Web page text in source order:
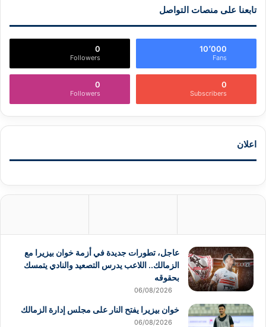
تابعنا على منصات التواصل
10٬000
Fans
0
Followers
0
Subscribers
0
Followers
اعلان
عاجل، تطورات جديدة في أزمة خوان بيزيرا مع
الزمالك.. اللاعب يدرس التصعيد والنادي يتمسك
بحقوقه
06/08/2026
خوان بيزيرا يفتح النار على مجلس إدارة الزمالك
06/08/2026